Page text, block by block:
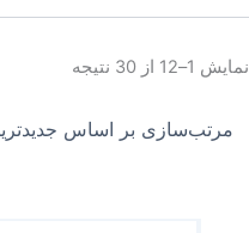
نمایش 1–12 از 30 نتیجه